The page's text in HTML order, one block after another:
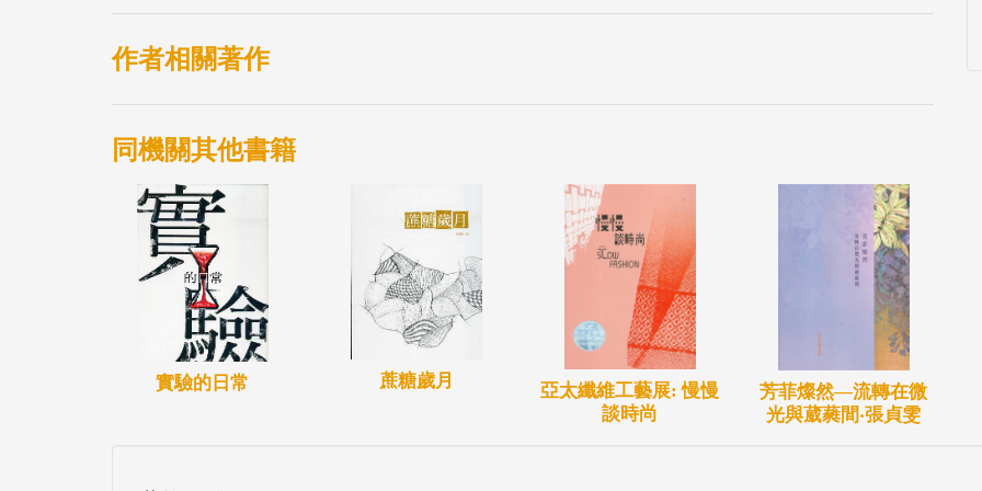
作者相關著作
同機關其他書籍
實驗的日常 蔗糖歲月
亞太纖維工藝展: 慢慢
談時尚
芳菲燦然—流轉在微
光與葳蕤間‧張貞雯